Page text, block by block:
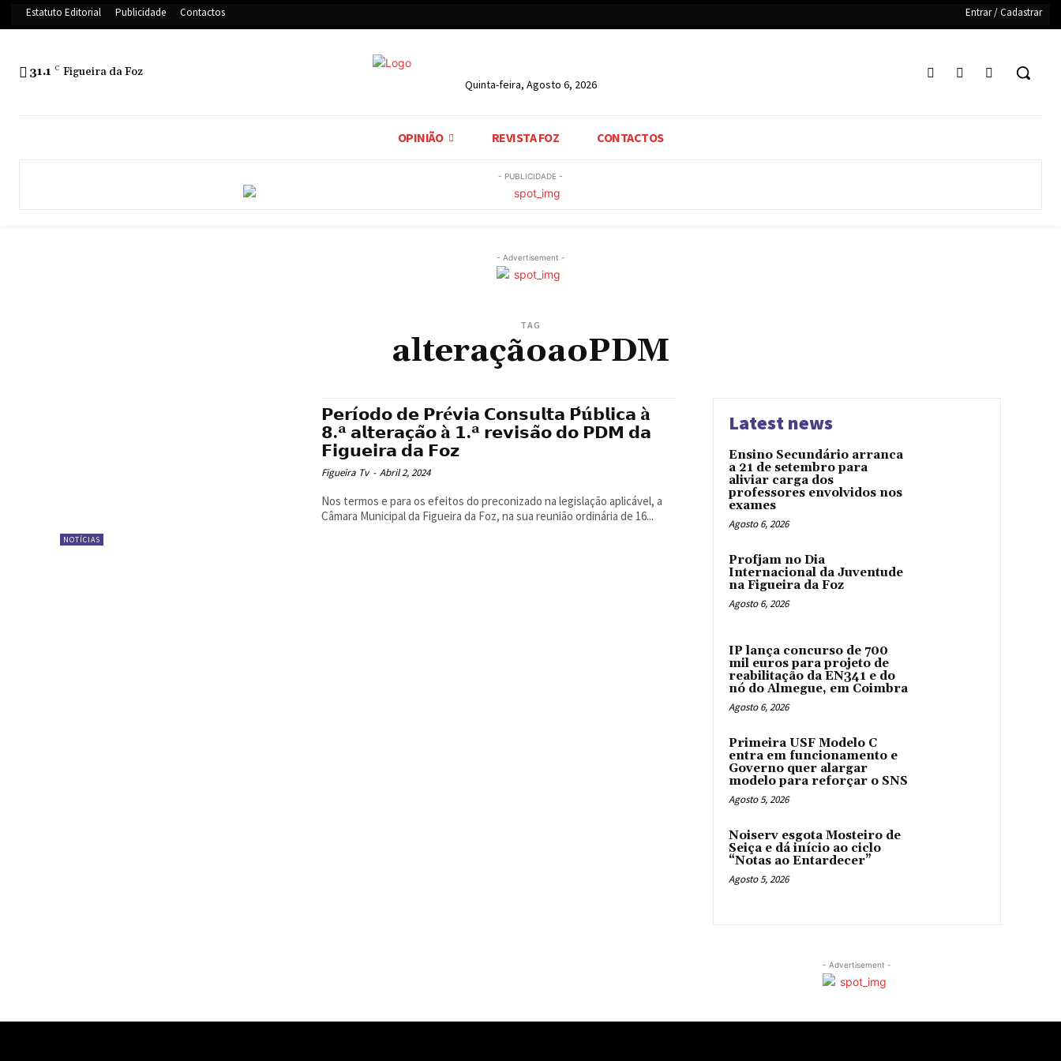
Estatuto Editorial Publicidade Contactos Entrar / Cadastrar
31.1 C Figueira da Foz
Quinta-feira, Agosto 6, 2026
OPINIÃO REVISTA FOZ CONTACTOS
- PUBLICIDADE -
- Advertisement -
TAG
alteraçãoaoPDM
NOTÍCIAS
𝗣𝗲𝗿í𝗼𝗱𝗼 𝗱𝗲 𝗣𝗿é𝘃𝗶𝗮 𝗖𝗼𝗻𝘀𝘂𝗹𝘁𝗮 𝗣́ú𝗯𝗹𝗶𝗰𝗮 à
𝟴.ª 𝗮𝗹𝘁𝗲𝗿𝗮𝗰̧𝗮̃𝗼 à 𝟭.ª 𝗿𝗲𝘃𝗶𝘀𝗮̃𝗼 𝗱𝗼 𝗣𝗗𝗠 𝗱𝗮
𝗙𝗶𝗴𝘂𝗲𝗶𝗿𝗮 𝗱𝗮 𝗙𝗼𝘇
Figueira Tv - Abril 2, 2024
Nos termos e para os efeitos do preconizado na legislação aplicável, a
Câmara Municipal da Figueira da Foz, na sua reunião ordinária de 16...
Latest news
Ensino Secundário arranca
a 21 de setembro para
aliviar carga dos
professores envolvidos nos
exames
Agosto 6, 2026
Profjam no Dia
Internacional da Juventude
na Figueira da Foz
Agosto 6, 2026
IP lança concurso de 700
mil euros para projeto de
reabilitação da EN341 e do
nó do Almegue, em Coimbra
Agosto 6, 2026
Primeira USF Modelo C
entra em funcionamento e
Governo quer alargar
modelo para reforçar o SNS
Agosto 5, 2026
Noiserv esgota Mosteiro de
Seiça e dá início ao ciclo
“Notas ao Entardecer”
Agosto 5, 2026
- Advertisement -